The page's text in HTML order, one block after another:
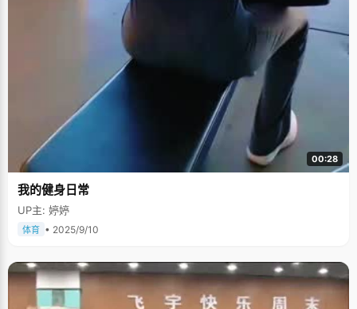
的目标就是想出国留学，如果有可能想去美国工作，然后定居加拿大"，他一
脸憧憬的想象，最后嘿嘿的笑着说，"你看吧，我想得也没那么高尚"。 编后
语：写这个稿子的时候，我曾想过要不要做一些修改和润色，毕竟状元在人
们眼中还是件华丽美好的礼服，容不得任何瑕疵。但是越来越多关于状元的
憧憬湮没了作为一个正常的学生，正常的少年所应有的单纯鲜活的品性。陈
宁的成长磕磕碰碰，但是不无启发。我很喜欢这份真实，至少鼓励了那些被
认为不够聪明的学生们，机会对于每个人都是公平的，就在于你想不想珍
00:28
我的健身日常
UP主: 婷婷
体育 • 2025/9/10